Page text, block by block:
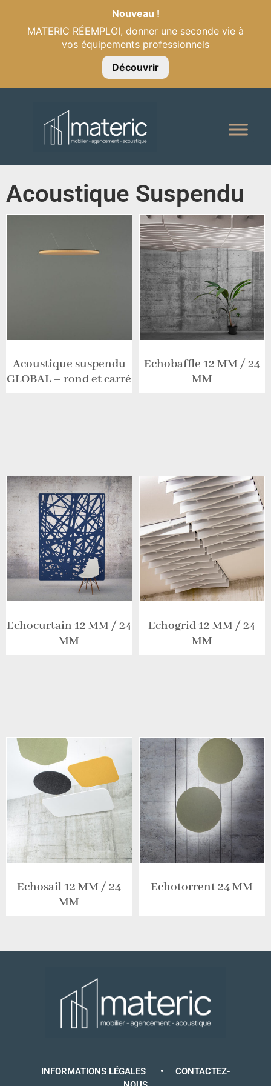
Nouveau !
MATERIC RÉEMPLOI, donner une seconde vie à
vos équipements professionnels
Découvrir
Acoustique Suspendu
Acoustique suspendu
GLOBAL – rond et carré
Echobaffle 12 MM / 24
MM
Echocurtain 12 MM / 24
MM
Echogrid 12 MM / 24
MM
Echosail 12 MM / 24
MM
Echotorrent 24 MM
INFORMATIONS LÉGALES • CONTACTEZ-